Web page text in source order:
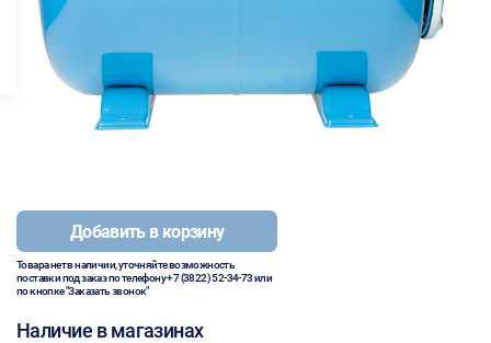
Добавить в корзину
Товара нет в наличии, уточняйте возможность
поставки под заказ по телефону+7 (3822) 52-34-73или
по кнопке "Заказать звонок"
Наличие в магазинах